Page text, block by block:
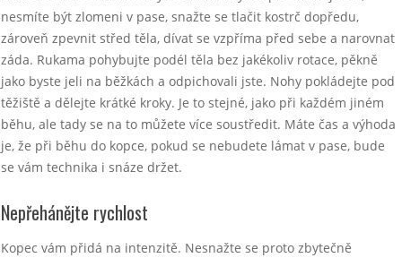
nesmíte být zlomeni v pase, snažte se tlačit kostrč dopředu,
zároveň zpevnit střed těla, dívat se vzpříma před sebe a narovnat
záda. Rukama pohybujte podél těla bez jakékoliv rotace, pěkně
jako byste jeli na běžkách a odpichovali jste. Nohy pokládejte pod
těžiště a dělejte krátké kroky. Je to stejné, jako při každém jiném
běhu, ale tady se na to můžete více soustředit. Máte čas a výhoda
je, že při běhu do kopce, pokud se nebudete lámat v pase, bude
se vám technika i snáze držet.
Nepřehánějte rychlost
Kopec vám přidá na intenzitě. Nesnažte se proto zbytečně